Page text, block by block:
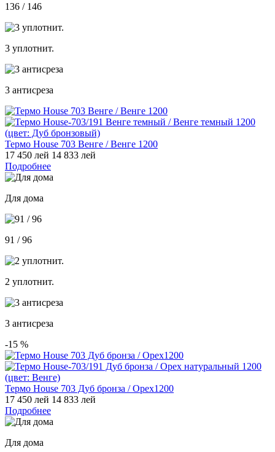
136 / 146
3 уплотнит.
3 антисреза
Термо House 703 Венге / Венге 1200
17 450 лей 14 833 лей
Подробнее
Для дома
91 / 96
2 уплотнит.
3 антисреза
-15 %
Термо House 703 Дуб бронза / Орех1200
17 450 лей 14 833 лей
Подробнее
Для дома